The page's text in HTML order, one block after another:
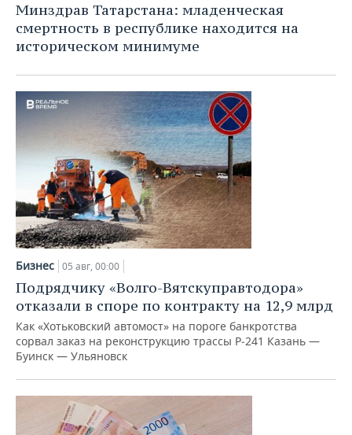
ФИГУРНОЕ КАТАНИЕ
ВОДНЫЕ ВИДЫ СПОРТА
ХОККЕЙ С МЯЧОМ
МЕДИЦИНА
ОБРАЗОВАНИЕ
ПРОИСШЕСТВИЯ
Минздрав Татарстана: младенческая
смертность в республике находится на
историческом минимуме
Бизнес 05 авг, 00:00
Подрядчику «Волго-Вятскуправтодора»
отказали в споре по контракту на 12,9 млрд
Как «Хотьковский автомост» на пороге банкротства
сорвал заказ на реконструкцию трассы Р‑241 Казань —
Буинск — Ульяновск